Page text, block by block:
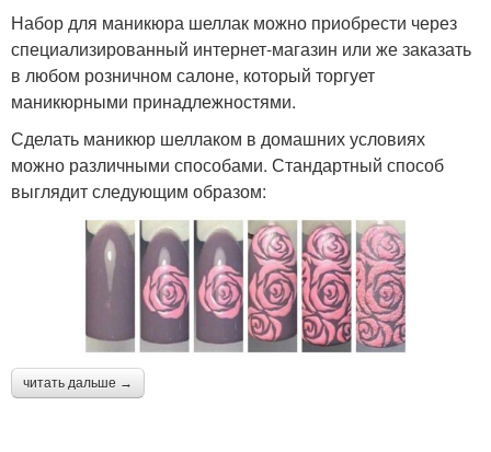
Набор для маникюра шеллак можно приобрести через
специализированный интернет-магазин или же заказать
в любом розничном салоне, который торгует
маникюрными принадлежностями.
Сделать маникюр шеллаком в домашних условиях
можно различными способами. Стандартный способ
выглядит следующим образом:
читать дальше →